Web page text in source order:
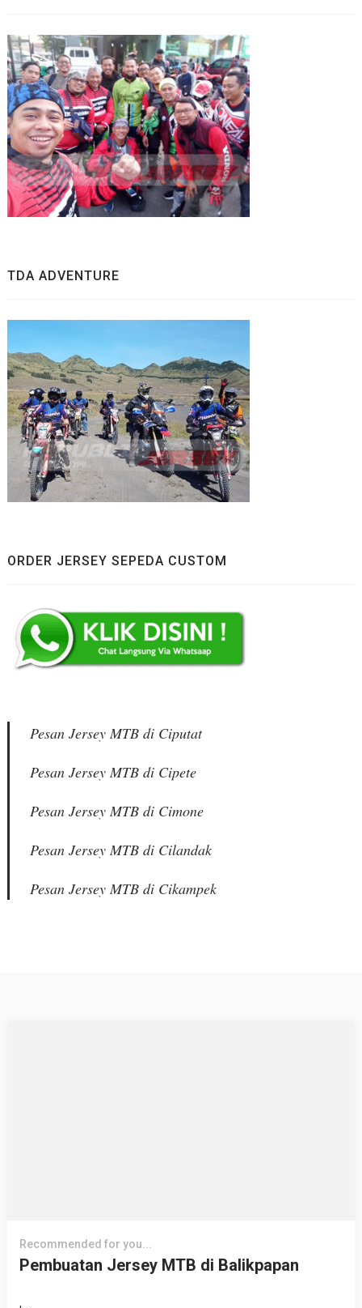
TDA ADVENTURE
ORDER JERSEY SEPEDA CUSTOM
Pesan Jersey MTB di Ciputat
Pesan Jersey MTB di Cipete
Pesan Jersey MTB di Cimone
Pesan Jersey MTB di Cilandak
Pesan Jersey MTB di Cikampek
Recommended for you...
Pembuatan Jersey MTB di Balikpapan